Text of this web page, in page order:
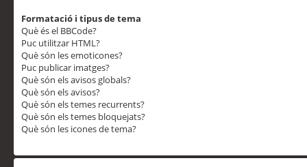
Formatació i tipus de tema
Què és el BBCode?
Puc utilitzar HTML?
Què són les emoticones?
Puc publicar imatges?
Què són els avisos globals?
Què són els avisos?
Què són els temes recurrents?
Què són els temes bloquejats?
Què són les icones de tema?